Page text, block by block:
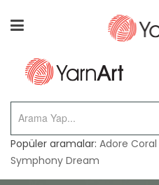
Popüler aramalar: Adore Coral
Symphony Dream